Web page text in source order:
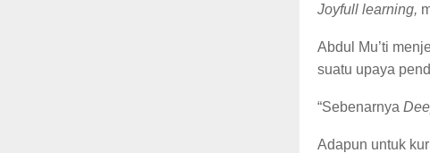
Joyfull learning,
Abdul Mu’ti
suatu upaya
“Sebenarnya
Adapun untuk